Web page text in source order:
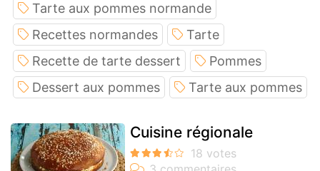
Tarte aux pommes normande
Recettes normandes
Tarte
Recette de tarte dessert
Pommes
Dessert aux pommes
Tarte aux pommes
Cuisine régionale